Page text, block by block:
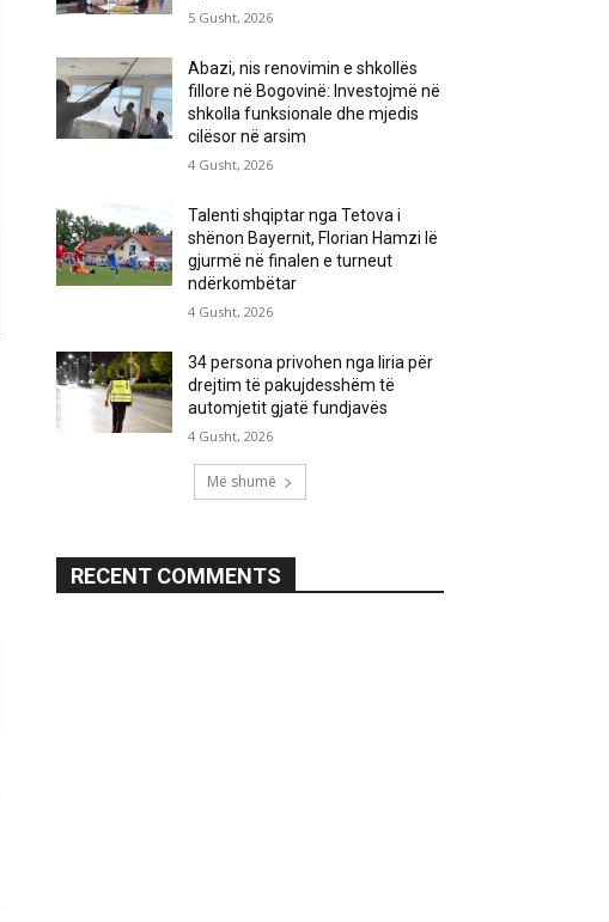
5 Gusht, 2026
Abazi, nis renovimin e shkollës
fillore në Bogovinë: Investojmë në
shkolla funksionale dhe mjedis
cilësor në arsim
4 Gusht, 2026
Talenti shqiptar nga Tetova i
shënon Bayernit, Florian Hamzi lë
gjurmë në finalen e turneut
ndërkombëtar
4 Gusht, 2026
34 persona privohen nga liria për
drejtim të pakujdesshëm të
automjetit gjatë fundjavës
4 Gusht, 2026
Më shumë
RECENT COMMENTS